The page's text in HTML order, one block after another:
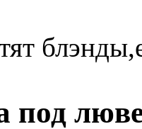
под